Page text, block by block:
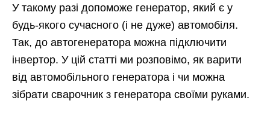
У такому разі допоможе генератор, який є у
будь-якого сучасного (і не дуже) автомобіля.
Так, до автогенератора можна підключити
інвертор. У цій статті ми розповімо, як варити
від автомобільного генератора і чи можна
зібрати сварочник з генератора своїми руками.